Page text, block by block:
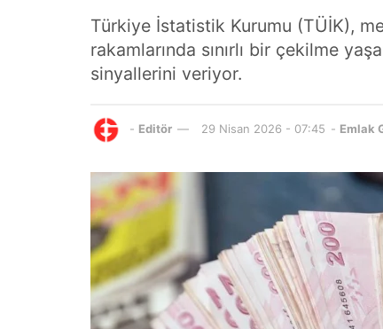
Türkiye İstatistik Kurumu (TÜİK),
rakamlarında sınırlı bir çekilme
sinyallerini veriyor.
- Editör 29 Nisan 2026 - 07:45 - Emlak